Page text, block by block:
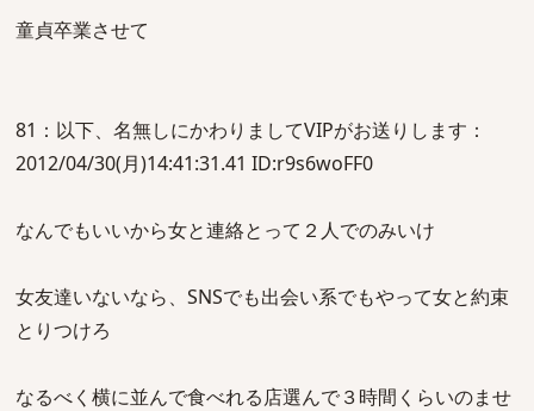
童貞卒業させて
81：以下、名無しにかわりましてVIPがお送りします：
2012/04/30(月)14:41:31.41 ID:r9s6woFF0
なんでもいいから女と連絡とって２人でのみいけ
女友達いないなら、SNSでも出会い系でもやって女と約束
とりつけろ
なるべく横に並んで食べれる店選んで３時間くらいのませ